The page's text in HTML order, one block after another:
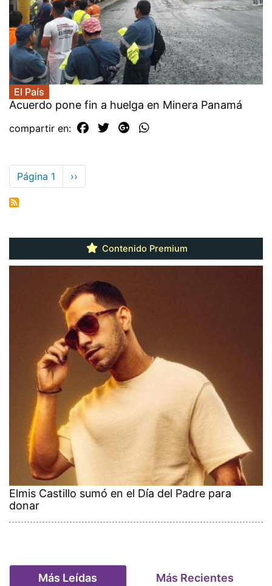
El País
Acuerdo pone fin a huelga en Minera Panamá
compartir en:
Paginación
Página 1
Siguiente
página
››
Contenido Premium
Elmis Castillo sumó en el Día del Padre para
donar
Más Leídas Más Recientes